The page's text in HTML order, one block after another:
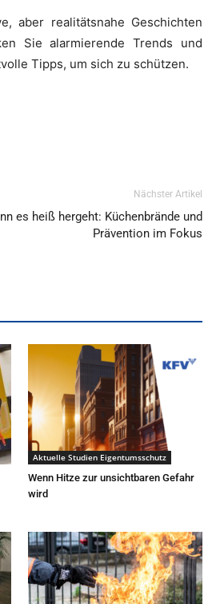
aber realitätsnahe Geschichten
Sie alarmierende Trends und
Tipps, um sich zu schützen.
Nächster Artikel
es heiß hergeht: Küchenbrände und
Prävention im Fokus
Aktuelle Studien Eigentumsschutz
Wenn Hitze zur unsichtbaren Gefahr
wird